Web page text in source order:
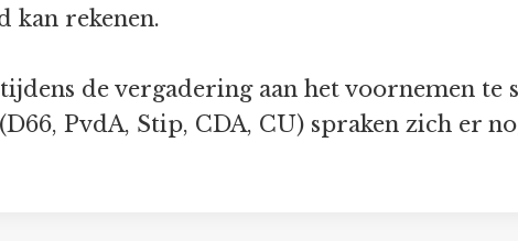
kan rekenen.
de vergadering aan het voornemen te
PvdA, Stip, CDA, CU) spraken zich er